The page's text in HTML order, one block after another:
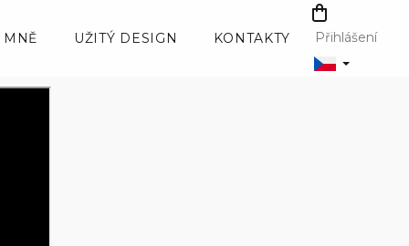
MNĚ UŽITÝ DESIGN KONTAKTY
NÁKUPNÍ
KOŠÍK
Přihlášení